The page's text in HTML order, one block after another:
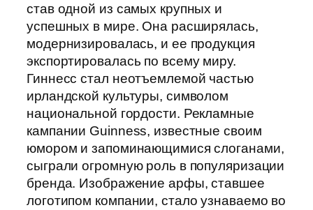
став одной из самых крупных и
успешных в мире. Она расширялась,
модернизировалась, и ее продукция
экспортировалась по всему миру.
Гиннесс стал неотъемлемой частью
ирландской культуры, символом
национальной гордости. Рекламные
кампании Guinness, известные своим
юмором и запоминающимися слоганами,
сыграли огромную роль в популяризации
бренда. Изображение арфы, ставшее
логотипом компании, стало узнаваемо во